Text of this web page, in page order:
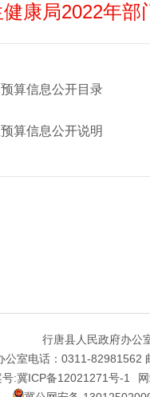
康局2022年部
算信息公开目录
算信息公开说明